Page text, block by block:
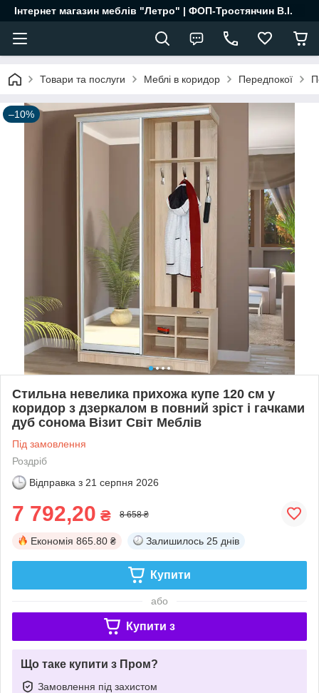
Інтернет магазин меблів "Летро" | ФОП-Тростянчин В.І.
Товари та послуги Меблі в коридор Передпокої
–10%
Стильна невелика прихожа купе 120 см у
коридор з дзеркалом в повний зріст і гачками
дуб сонома Візит Світ Меблів
Під замовлення
Роздріб
Відправка з 21 серпня 2026
7 792,20 ₴ 8 658 ₴
Економія 865.80 ₴ Залишилось 25 днів
Купити
або
Купити з
Що таке купити з Пром?
Замовлення під захистом